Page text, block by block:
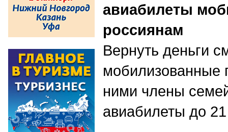
авиабилеты
россиянам
Вернуть деньги
мобилизованные
ними члены
авиабилеты до